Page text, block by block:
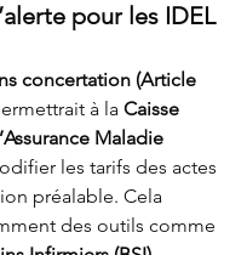
pour les IDEL
concertation (Article
à la Caisse
Maladie
les tarifs des actes
préalable. Cela
des outils comme